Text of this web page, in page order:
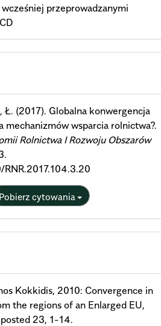
przeprowadzanymi
Ł. (2017). Globalna konwergencja
mechanizmów wsparcia rolnictwa?.
Rolnictwa I Rozwoju Obszarów
Pobierz cytowania
Kokkidis, 2010: Convergence in
the regions of an Enlarged EU,
23, 1-14.